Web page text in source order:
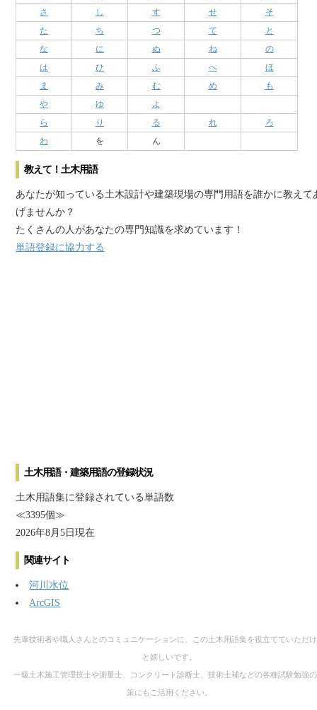
さ
し す せ
そ
た
ち つ て
と
な
に ぬ ね
の
は
ひ ふ へ
ほ
ま
み む め
も
や
ゆ
よ
ら
り る れ
ろ
わ
を ん
教えて！土木用語
あなたが知っている土木設計や建築現場の専門用語を誰かに教えて
げませんか？
たくさんの人があなたの専門知識を求めています！
単語登録に協力する
土木用語・建築用語の登録状況
土木用語集に登録されている単語数
≪3395個≫
2026年8月5日現在
関連サイト
河川水位
ArcGIS
先輩技術者や職人さんとのコミュニケーションに、この土木用語集を役立てていただ
と嬉しいです。
一級土木施工管理技士や測量士、コンクリート診断士、技術士補などの各種試験勉強
策にもご活用ください。